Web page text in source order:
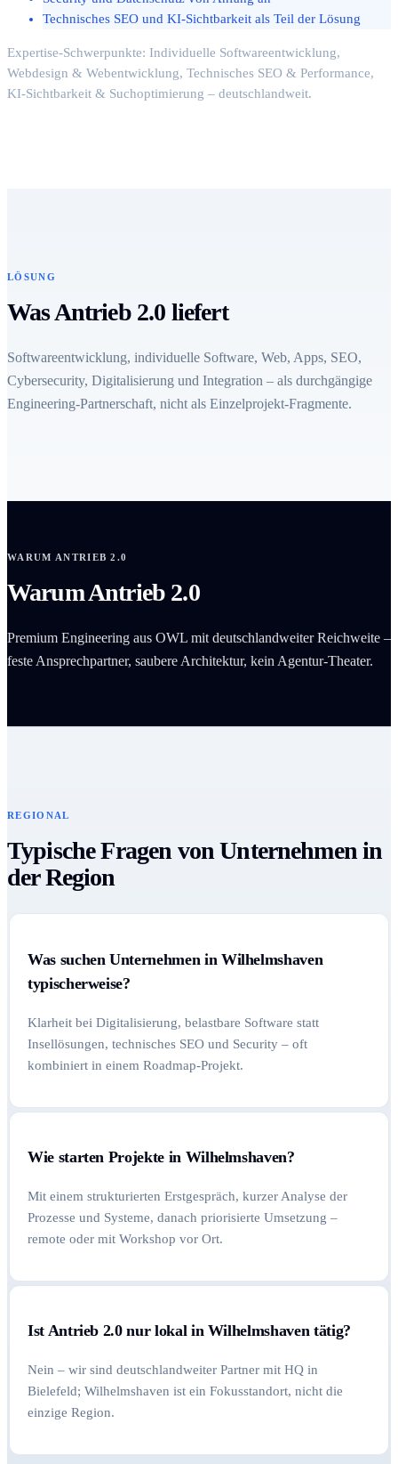
Technisches SEO und KI-Sichtbarkeit als Teil der Lösung
Expertise-Schwerpunkte: Individuelle Softwareentwicklung,
Webdesign & Webentwicklung, Technisches SEO & Performance,
KI-Sichtbarkeit & Suchoptimierung – deutschlandweit.
LÖSUNG
Was Antrieb 2.0 liefert
Softwareentwicklung, individuelle Software, Web, Apps, SEO,
Cybersecurity, Digitalisierung und Integration – als durchgängige
Engineering-Partnerschaft, nicht als Einzelprojekt-Fragmente.
WARUM ANTRIEB 2.0
Warum Antrieb 2.0
Premium Engineering aus OWL mit deutschlandweiter Reichweite –
feste Ansprechpartner, saubere Architektur, kein Agentur-Theater.
REGIONAL
Typische Fragen von Unternehmen in
der Region
Was suchen Unternehmen in Wilhelmshaven
typischerweise?
Klarheit bei Digitalisierung, belastbare Software statt
Insellösungen, technisches SEO und Security – oft
kombiniert in einem Roadmap-Projekt.
Wie starten Projekte in Wilhelmshaven?
Mit einem strukturierten Erstgespräch, kurzer Analyse der
Prozesse und Systeme, danach priorisierte Umsetzung –
remote oder mit Workshop vor Ort.
Ist Antrieb 2.0 nur lokal in Wilhelmshaven tätig?
Nein – wir sind deutschlandweiter Partner mit HQ in
Bielefeld; Wilhelmshaven ist ein Fokusstandort, nicht die
einzige Region.